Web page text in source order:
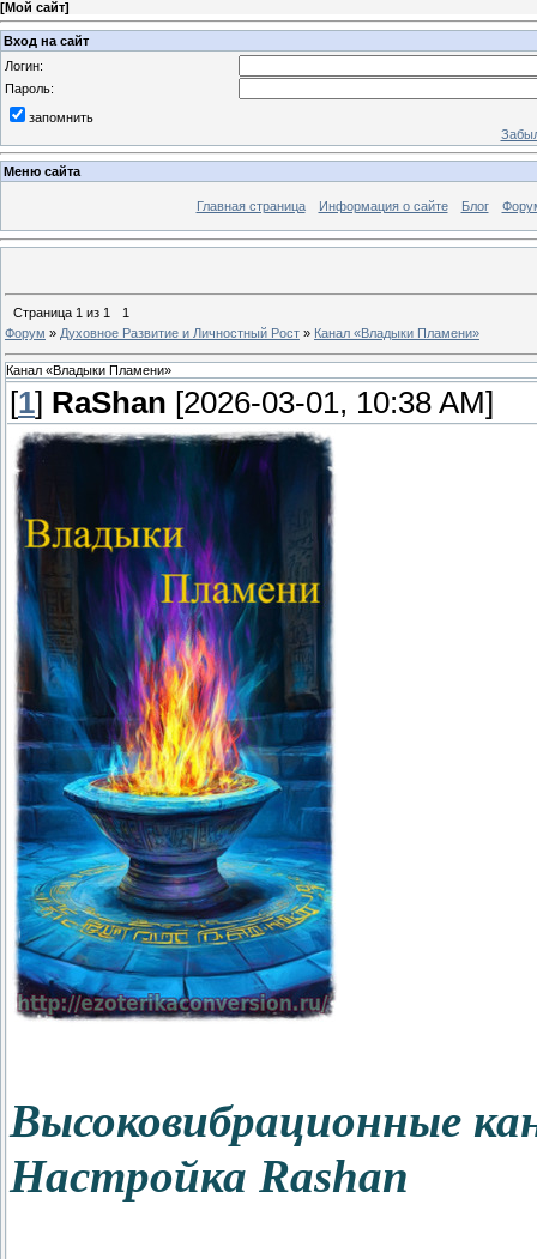
[Мой сайт]
Вход на сайт
Логин:
Пароль:
запомнить
Меню сайта
Главная страница Информация о сайте Блог
Страница 1 из 1
1
Форум » Духовное Развитие и Личностный Рост » Канал «Владыки Пламени»
Канал «Владыки Пламени»
[1] RaShan [2026-03-01, 10:38 AM]
Высоковибрационные
Настройка Rashan